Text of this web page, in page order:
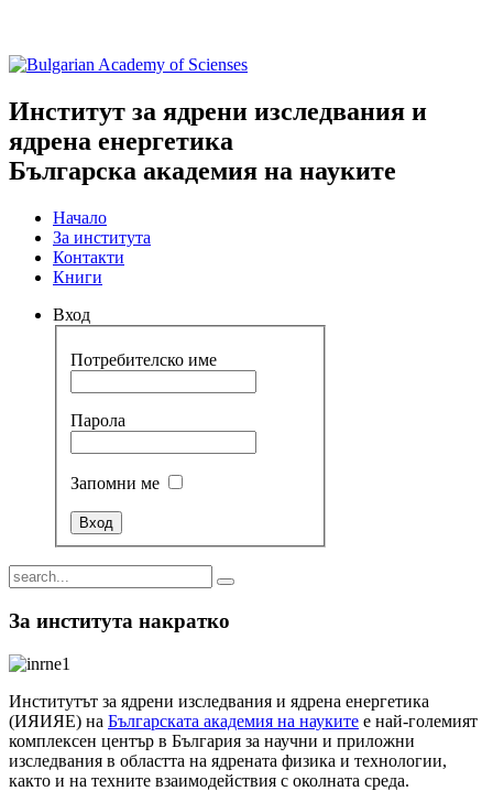
Институт за ядрени изследвания и
ядрена енергетика
Българска академия на науките
Начало
За института
Контакти
Книги
Вход
Потребителско име
Парола
Запомни ме
За института накратко
Институтът за ядрени изследвания и ядрена енергетика
(ИЯИЯЕ) на Българската академия на науките е най-големият
комплексен център в България за научни и приложни
изследвания в областта на ядрената физика и технологии,
както и на техните взаимодействия с околната среда.